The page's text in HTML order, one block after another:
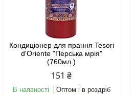
Кондиціонер для прання Tesori
d'Oriente "Перська мрія"
(760мл.)
151 ₴
В наявності Оптом і в роздріб